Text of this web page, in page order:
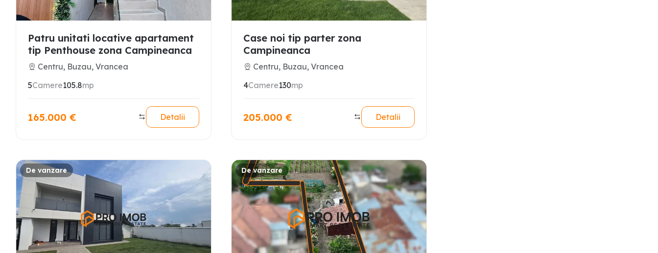
Patru unitati locative apartament
tip Penthouse zona Campineanca
Centru, Buzau, Vrancea
5Camere105.8mp
165.000 € Detalii
Case noi tip parter zona
Campineanca
Centru, Buzau, Vrancea
4Camere130mp
205.000 € Detalii
De vanzare De vanzare